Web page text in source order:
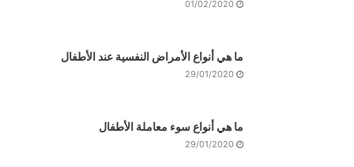
01/02/2020
ما هي أنواع الأمراض النفسية عند الأطفال
29/01/2020
ما هي أنواع سوء معاملة الأطفال
29/01/2020